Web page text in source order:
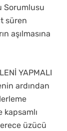
Sorumlusu
süren
aşılmasına
YAPMALI
ardından
üzücü